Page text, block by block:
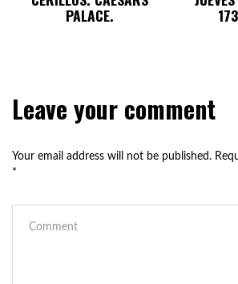
PALACE.
Leave your comment
Your email address will not be published.
*